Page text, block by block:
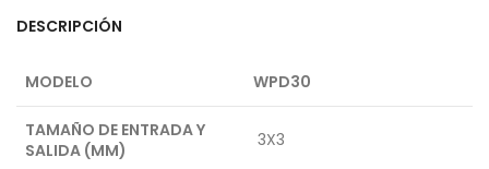
DESCRIPCIÓN
MODELO WPD30
TAMAÑO DE ENTRADA Y
SALIDA (MM)
3X3